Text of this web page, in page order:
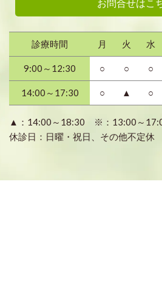
お問合せはこ
診療時間 月 火 水
9:00～12:30 ○ ○ ○
14:00～17:30 ○ ▲ ○
▲：14:00～18:30 ※：13:00～
休診日：日曜・祝日、その他不定休